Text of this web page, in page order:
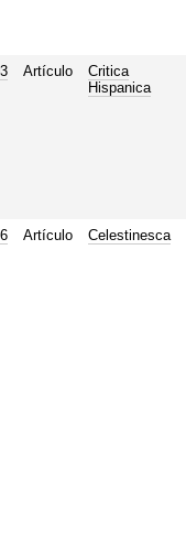
Artículo
Critica
Hispanica
Artículo Celestinesca